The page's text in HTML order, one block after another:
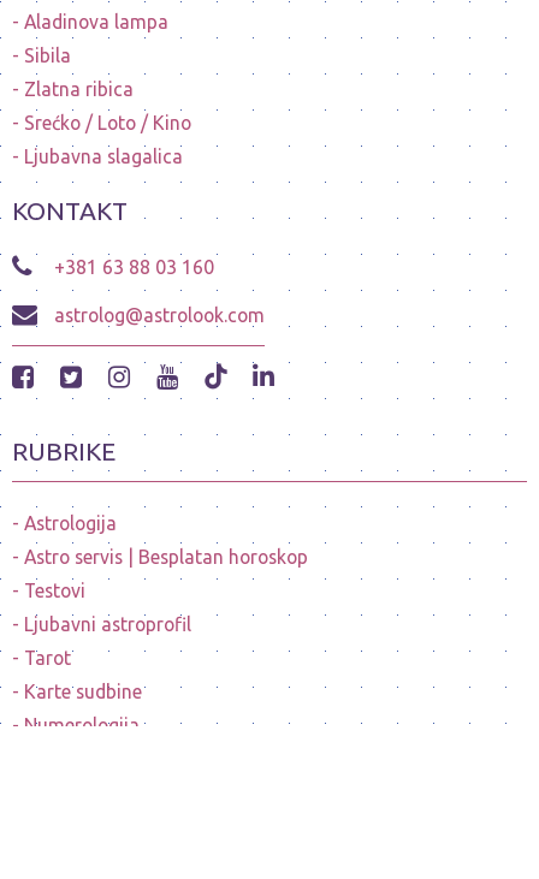
Aladinova lampa
Sibila
Zlatna ribica
Srećko / Loto / Kino
Ljubavna slagalica
KONTAKT
+381 63 88 03 160
astrolog@astrolook.com
RUBRIKE
Astrologija
Astro servis | Besplatan horoskop
Testovi
Ljubavni astroprofil
Tarot
Karte sudbine
Numerologija